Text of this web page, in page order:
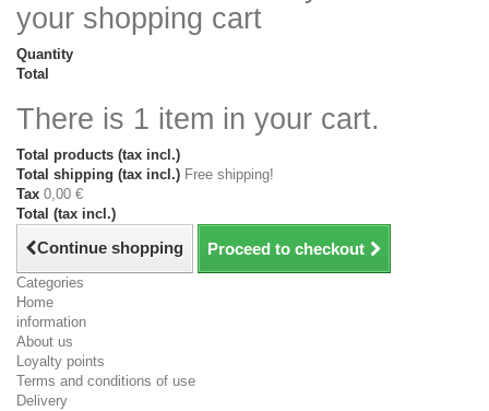
your shopping cart
Quantity
Total
There is 1 item in your cart.
Total products (tax incl.)
Total shipping (tax incl.) Free shipping!
Tax 0,00 €
Total (tax incl.)
Continue shopping Proceed to checkout
Categories
Home
information
About us
Loyalty points
Terms and conditions of use
Delivery